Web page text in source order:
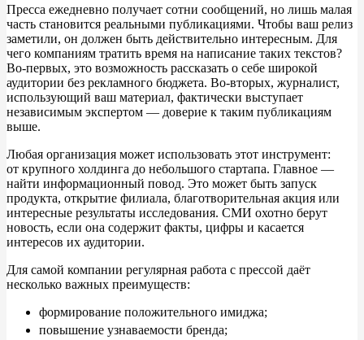
Типичные ошибки и советы
Заключение
Пресса ежедневно получает сотни сообщений, но лишь малая
часть становится реальными публикациями. Чтобы ваш релиз
заметили, он должен быть действительно интересным. Для
чего компаниям тратить время на написание таких текстов?
Во-первых, это возможность рассказать о себе широкой
аудитории без рекламного бюджета. Во-вторых, журналист,
использующий ваш материал, фактически выступает
независимым экспертом — доверие к таким публикациям
выше.
Любая организация может использовать этот инструмент:
от крупного холдинга до небольшого стартапа. Главное —
найти информационный повод. Это может быть запуск
продукта, открытие филиала, благотворительная акция или
интересные результаты исследования. СМИ охотно берут
новость, если она содержит факты, цифры и касается
интересов их аудитории.
Для самой компании регулярная работа с прессой даёт
несколько важных преимуществ:
формирование положительного имиджа;
повышение узнаваемости бренда;